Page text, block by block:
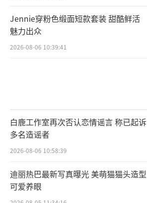
Jennie穿粉色缎面短款套装 甜酷鲜活
魅力出众
2026-08-06 10:39:41
白鹿工作室再次否认恋情谣言 称已起诉
多名造谣者
2026-08-06 10:58:39
迪丽热巴最新写真曝光 美萌猫猫头造型
可爱养眼